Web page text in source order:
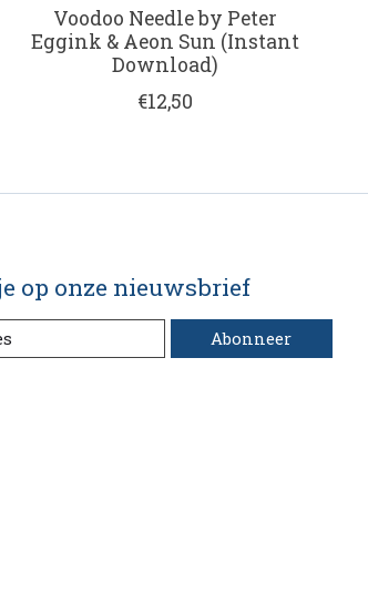
Voodoo Needle by Peter
Eggink & Aeon Sun (Instant
Download)
€12,50
op onze nieuwsbrief
Abonneer